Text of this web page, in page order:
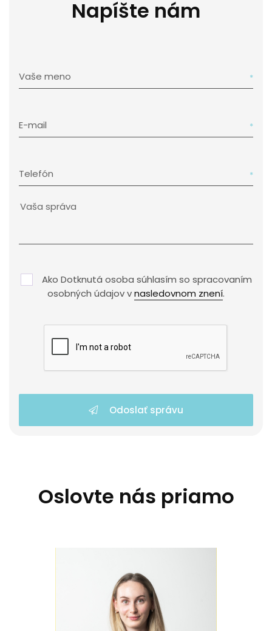
Napíšte nám
Vaše meno
E-mail
Telefón
Ako Dotknutá osoba súhlasím so spracovaním
osobných údajov vnasledovnom znení.
Odoslať správu
Oslovte nás priamo